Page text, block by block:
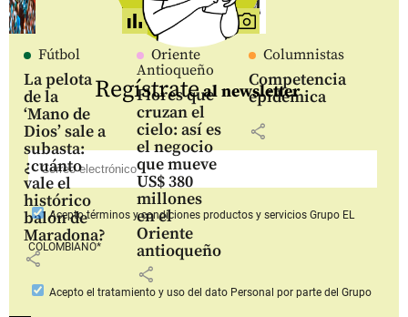
Fútbol
La pelota
de la
‘Mano de
Dios’ sale a
subasta:
¿cuánto
vale el
histórico
balón de
Maradona?
share
Oriente
Antioqueño
Flores que
cruzan el
cielo: así es
el negocio
que mueve
US$ 380
millones
en el
Oriente
antioqueño
share
Columnistas
Competencia
epidémica
share
Regístrateal newsletter
Aceptotérminos y condiciones productos y serviciosGrupo EL
COLOMBIANO*
Acepto el tratamiento y uso del dato Personal por parte del Grupo